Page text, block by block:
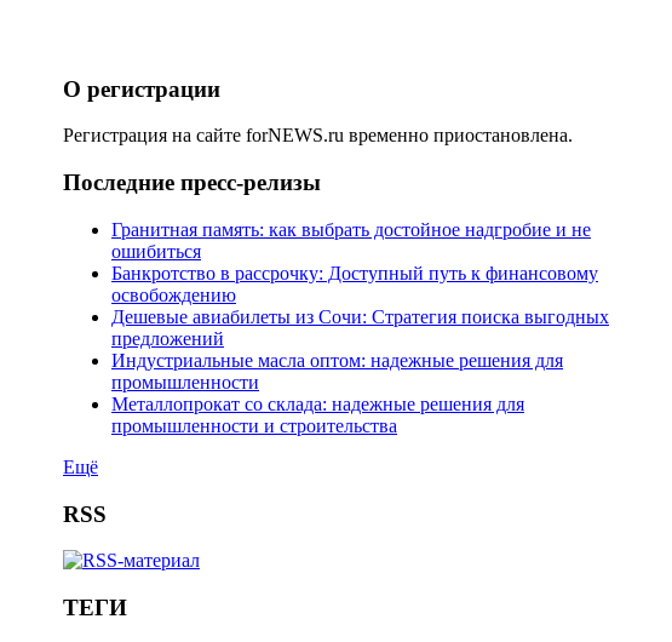
О регистрации
Регистрация на сайте forNEWS.ru временно приостановлена.
Последние пресс-релизы
Гранитная память: как выбрать достойное надгробие и не
ошибиться
Банкротство в рассрочку: Доступный путь к финансовому
освобождению
Дешевые авиабилеты из Сочи: Стратегия поиска выгодных
предложений
Индустриальные масла оптом: надежные решения для
промышленности
Металлопрокат со склада: надежные решения для
промышленности и строительства
Ещё
RSS
ТЕГИ